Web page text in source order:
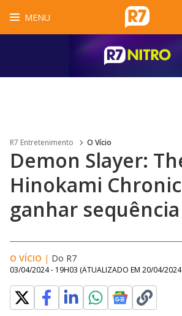
MENU
R7 Entretenimento O Vício
Demon Slayer:
Hinokami
ganhar sequência
O VÍCIO | Do R7
03/04/2024 - 19H03 (ATUALIZADO EM 20/04/